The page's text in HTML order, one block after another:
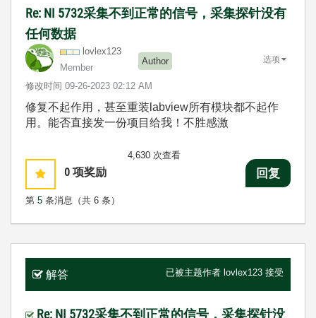
Re: NI 5732采集不到正常的信号，采集探针没有
任何数据
lovlex123
Member
Author
修改时间 ‎09-26-2023 02:12 AM
选项
修复不起作用，甚至重装labview所有模块都不起作
用。能否直接发一份项目给我！不胜感激
0 项奖励
第 5 条消息（共 6 条）
4,630 次查看
回复
解答 已被主题作者 lovlex123 接受
Re: NI 5732采集不到正常的信号，采集探针没